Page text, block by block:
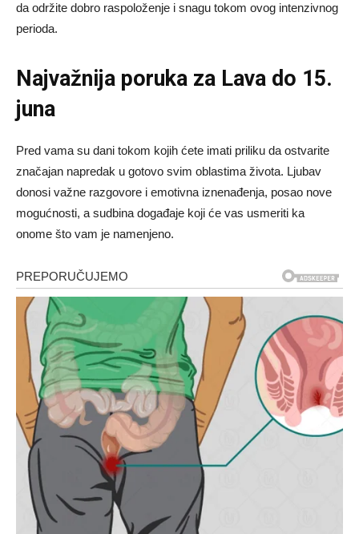
da održite dobro raspoloženje i snagu tokom ovog intenzivnog
perioda.
Najvažnija poruka za Lava do 15.
juna
Pred vama su dani tokom kojih ćete imati priliku da ostvarite
značajan napredak u gotovo svim oblastima života. Ljubav
donosi važne razgovore i emotivna iznenađenja, posao nove
mogućnosti, a sudbina događaje koji će vas usmeriti ka
onome što vam je namenjeno.